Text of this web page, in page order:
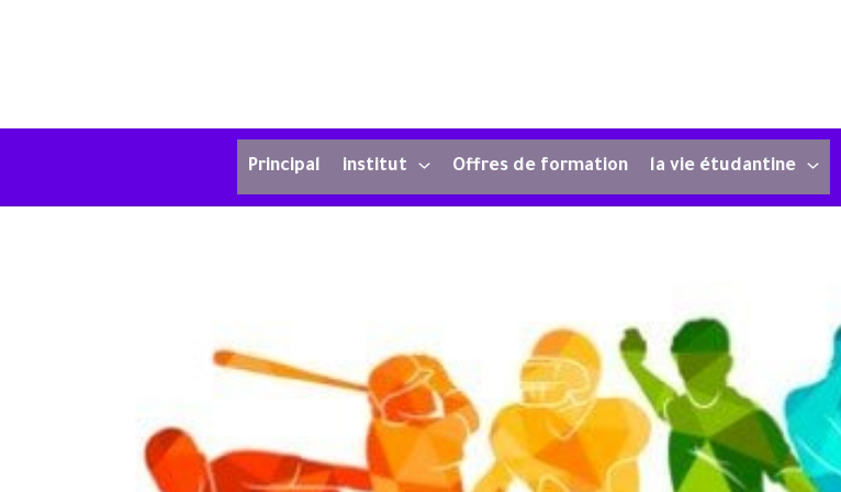
Principal institut Offres de formation la vie étudantine